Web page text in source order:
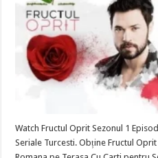
Watch Fructul Oprit Sezonul 1
Seriale Turcesti. Obține Fructul